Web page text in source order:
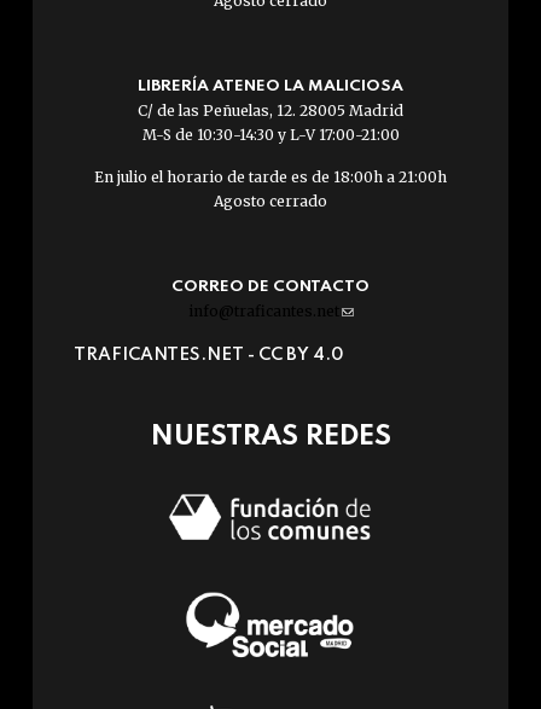
LIBRERÍA ATENEO LA MALICIOSA
C/ de las Peñuelas, 12. 28005 Madrid
M-S de 10:30-14:30 y L-V 17:00-21:00
En julio el horario de tarde es de 18:00h a 21:00h
Agosto cerrado
CORREO DE CONTACTO
info@traficantes.net (link
e-
TRAFICANTES.NET - CC BY 4.0
NUESTRAS REDES